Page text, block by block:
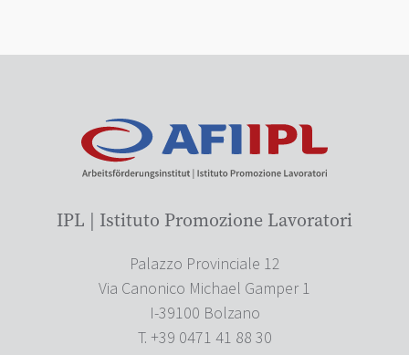
IPL | Istituto Promozione Lavoratori
Palazzo Provinciale 12
Via Canonico Michael Gamper 1
I-39100 Bolzano
T. +39 0471 41 88 30